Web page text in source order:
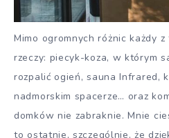
Mimo ogromnych różnic każdy
rzeczy: piecyk-koza, w którym
rozpalić ogień, sauna Infrared,
nadmorskim spacerze… oraz
domków nie zabraknie. Mnie
to ostatnie, szczególnie, że